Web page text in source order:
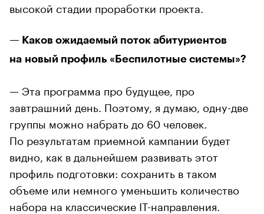
высокой стадии проработки проекта.
— Каков ожидаемый поток абитуриентов
на новый профиль «Беспилотные системы»?
— Эта программа про будущее, про
завтрашний день. Поэтому, я думаю, одну-две
группы можно набрать до 60 человек.
По результатам приемной кампании будет
видно, как в дальнейшем развивать этот
профиль подготовки: сохранить в таком
объеме или немного уменьшить количество
набора на классические IT-направления.